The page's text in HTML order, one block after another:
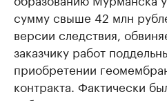
сумму свыше 42 млн
версии следствия,
заказчику работ
приобретении
контракта. Фактически